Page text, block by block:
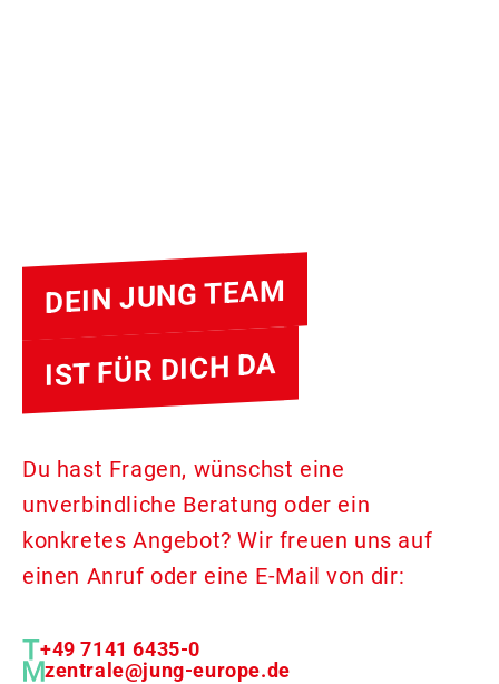
DEIN JUNG TEAM
IST FÜR DICH DA
Du hast Fragen, wünschst eine
unverbindliche Beratung oder ein
konkretes Angebot? Wir freuen uns auf
einen Anruf oder eine E-Mail von dir:
+49 7141 6435-0
zentrale@jung-europe.de